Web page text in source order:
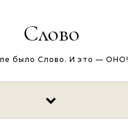
Слово
было Слово. И это — ОНО!